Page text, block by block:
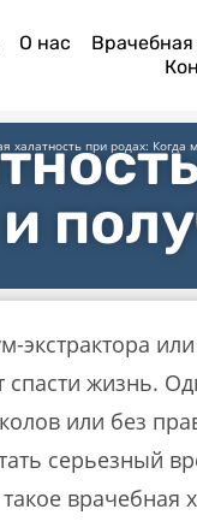
О нас Врачебная
халатность при родах:
жизнь.
или без
серьезный
врачебная